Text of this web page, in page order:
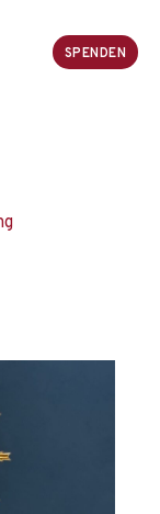
SPENDEN